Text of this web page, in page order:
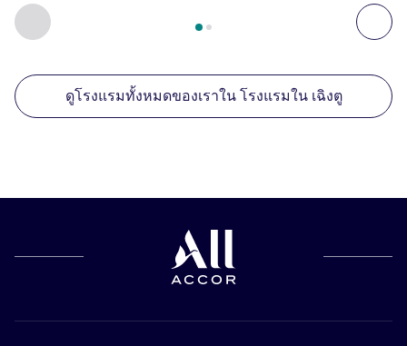
ก่อนหน้า - สถานประกอบการอื่นของเราที่อยู่ใกล้เคียง ถั
หน้า1 , สถานประกอบการอื่นของเราที่อยู่ใกล้เคียง 1 :,
ดูโรงแรมทั้งหมดของเราใน โรงแรมใน เฉิงตู